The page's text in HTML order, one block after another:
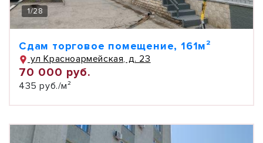
1/28
Сдам торговое помещение, 161м²
ул Красноармейская, д. 23
70 000 руб.
435 руб./м²